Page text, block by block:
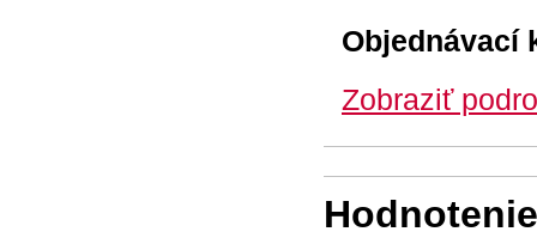
Objednávací
Zobraziť